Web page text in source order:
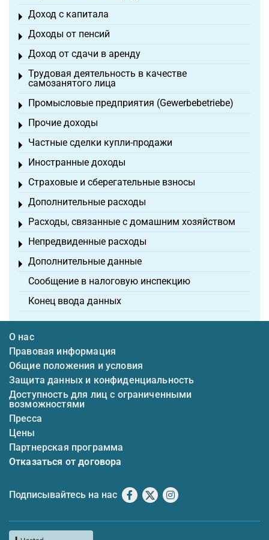
Доход с капитала
Toggle menu
Доходы от пенсий
Toggle menu
Доход от сдачи в аренду
Toggle menu
Трудовая деятельность в качестве
самозанятого лица
Toggle menu
Промысловые предприятия (Gewerbebetriebe)
Toggle menu
Прочие доходы
Toggle menu
Частные сделки купли-продажи
Toggle menu
Иностранные доходы
Toggle menu
Страховые и сберегательные взносы
Toggle menu
Дополнительные расходы
Toggle menu
Расходы, связанные с домашним хозяйством
Toggle menu
Непредвиденные расходы
Toggle menu
Дополнительные данные
Toggle menu
Сообщение в налоговую инспекцию
Конец ввода данных
О нас
Правовая информация
Общие положения и условия
Защита данных и конфиденциальность
Доступность для лиц с ограниченными
возможностями
Пресса
Цены
Партнерская программа
Отказаться от договора
Подписывайтесь на нас Facebook
X Instagram